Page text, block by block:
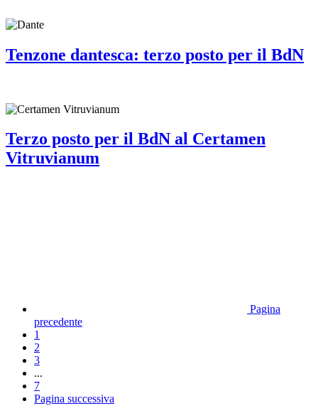
Tenzone dantesca: terzo posto per il BdN
Terzo posto per il BdN al Certamen
Vitruvianum
Pagina
precedente
1
2
3
...
7
Pagina successiva